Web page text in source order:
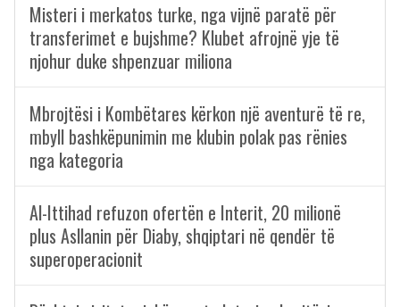
Misteri i merkatos turke, nga vijnë paratë për
transferimet e bujshme? Klubet afrojnë yje të
njohur duke shpenzuar miliona
Mbrojtësi i Kombëtares kërkon një aventurë të re,
mbyll bashkëpunimin me klubin polak pas rënies
nga kategoria
Al-Ittihad refuzon ofertën e Interit, 20 milionë
plus Asllanin për Diaby, shqiptari në qendër të
superoperacionit